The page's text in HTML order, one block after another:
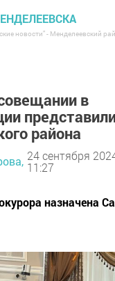
новости" - Менделеевский
в
района
24 сентября
11:27
назначена